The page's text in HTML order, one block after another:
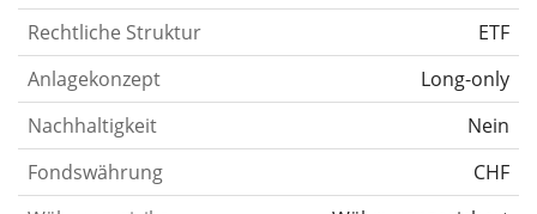
Rechtliche Struktur
ETF
Anlagekonzept
Long-only
Nachhaltigkeit
Nein
Fondswährung
CHF